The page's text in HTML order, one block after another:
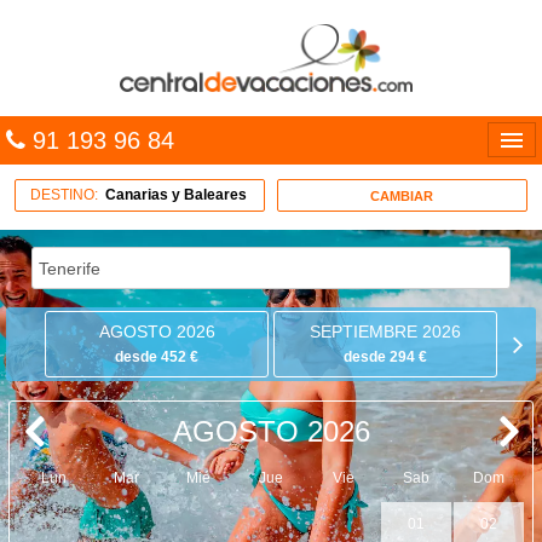
91 193 96 84
MULTIDESTINO
VACACIONES
HOTELES
CARIBE
OFERTAS
DESTINO: Canarias y Baleares CAMBIAR
AGOSTO 2026
desde 452 €
SEPTIEMBRE 2026
desde 294 €
AGOSTO 2026
Lun Mar Mié Jue Vie Sab Dom
01 02